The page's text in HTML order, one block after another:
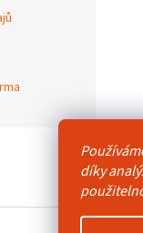
díky